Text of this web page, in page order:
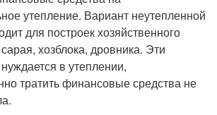
утепление. Вариант неутепленной
для построек хозяйственного
хозблока, дровника. Эти
в утеплении,
тратить финансовые средства не